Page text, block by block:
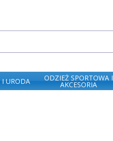
I URODA ODZIEŻ SPORTOWA I
AKCESORIA